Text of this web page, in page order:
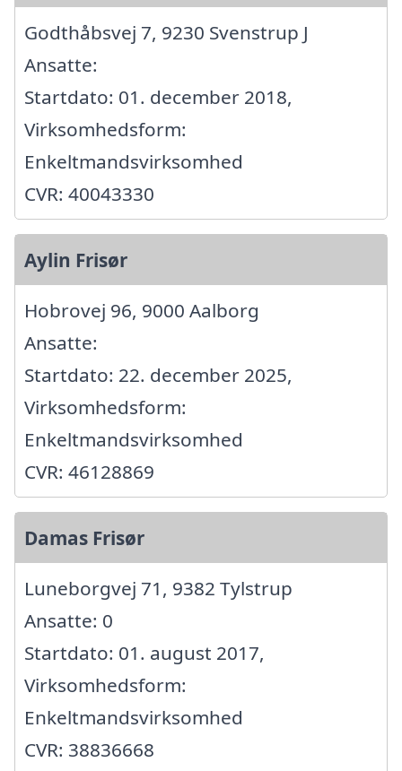
Godthåbsvej 7, 9230 Svenstrup J
Ansatte:
Startdato: 01. december 2018,
Virksomhedsform:
Enkeltmandsvirksomhed
CVR: 40043330
Aylin Frisør
Hobrovej 96, 9000 Aalborg
Ansatte:
Startdato: 22. december 2025,
Virksomhedsform:
Enkeltmandsvirksomhed
CVR: 46128869
Damas Frisør
Luneborgvej 71, 9382 Tylstrup
Ansatte: 0
Startdato: 01. august 2017,
Virksomhedsform:
Enkeltmandsvirksomhed
CVR: 38836668